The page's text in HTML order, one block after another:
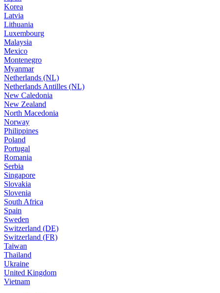
Korea
Latvia
Lithuania
Luxembourg
Malaysia
Mexico
Montenegro
Myanmar
Netherlands (NL)
Netherlands Antilles (NL)
New Caledonia
New Zealand
North Macedonia
Norway
Philippines
Poland
Portugal
Romania
Serbia
Singapore
Slovakia
Slovenia
South Africa
Spain
Sweden
Switzerland (DE)
Switzerland (FR)
Taiwan
Thailand
Ukraine
United Kingdom
Vietnam